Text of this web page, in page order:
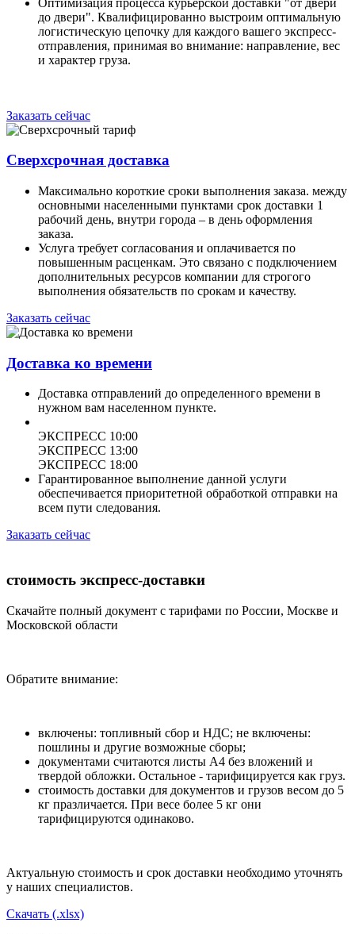
до двери". Квалифицированно выстроим оптимальную
логистическую цепочку для каждого вашего экспресс-
отправления, принимая во внимание: направление, вес
и характер груза.
Заказать сейчас
Сверхсрочная доставка
Максимально короткие сроки выполнения заказа. между
основными населенными пунктами срок доставки 1
рабочий день, внутри города – в день оформления
заказа.
Услуга требует согласования и оплачивается по
повышенным расценкам. Это связано с подключением
дополнительных ресурсов компании для строгого
выполнения обязательств по срокам и качеству.
Заказать сейчас
Доставка ко времени
Доставка отправлений до определенного времени в
нужном вам населенном пункте.
ЭКСПРЕСС 10:00
ЭКСПРЕСС 13:00
ЭКСПРЕСС 18:00
Гарантированное выполнение данной услуги
обеспечивается приоритетной обработкой отправки на
всем пути следования.
Заказать сейчас
стоимость экспресс-доставки
Скачайте полный документ с тарифами по России, Москве и
Московской области
Обратите внимание:
включены: топливный сбор и НДС; не включены:
пошлины и другие возможные сборы;
документами считаются листы А4 без вложений и
твердой обложки. Остальное - тарифицируется как груз.
стоимость доставки для документов и грузов весом до 5
кг празличается. При весе более 5 кг они
тарифицируются одинаково.
Актуальную стоимость и срок доставки необходимо уточнять
у наших специалистов.
Скачать (.xlsx)